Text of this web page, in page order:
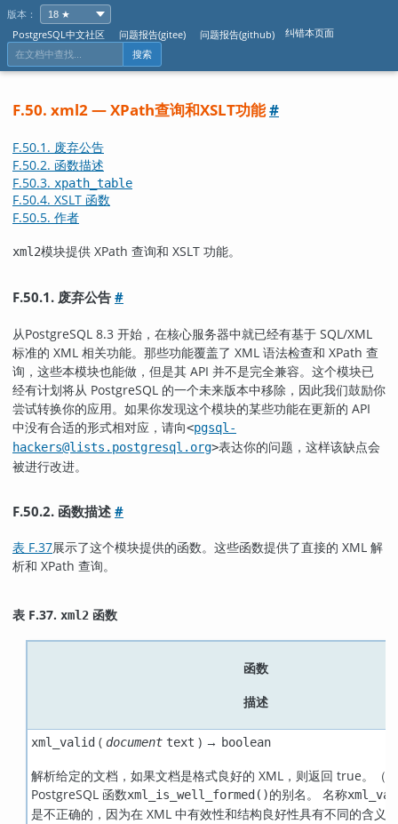
版本：
PostgreSQL中文社区
问题报告(gitee) 问题报告(github) 纠错本页面
搜索
F.50. xml2 — XPath查询和XSLT功能#
F.50.1. 废弃公告
F.50.2. 函数描述
F.50.3. xpath_table
F.50.4. XSLT 函数
F.50.5. 作者
xml2模块提供 XPath 查询和 XSLT 功能。
F.50.1. 废弃公告#
从PostgreSQL 8.3 开始，在核心服务器中就已经有基于 SQL/XML
标准的 XML 相关功能。那些功能覆盖了 XML 语法检查和 XPath 查
询，这些本模块也能做，但是其 API 并不是完全兼容。这个模块已
经有计划将从 PostgreSQL 的一个未来版本中移除，因此我们鼓励你
尝试转换你的应用。如果你发现这个模块的某些功能在更新的 API
中没有合适的形式相对应，请向<pgsql-
hackers@lists.postgresql.org>表达你的问题，这样该缺点会
被进行改进。
F.50.2. 函数描述#
表 F.37展示了这个模块提供的函数。这些函数提供了直接的 XML 解
析和 XPath 查询。
表 F.37. xml2 函数
函数
描述
xml_valid( document text ) → boolean
解析给定的文档，如果文档是格式良好的 XML，则返回 true。（
PostgreSQL 函数xml_is_well_formed()的别名。 名称
是不正确的，因为在 XML 中有效性和结构良好性具有不同的含义